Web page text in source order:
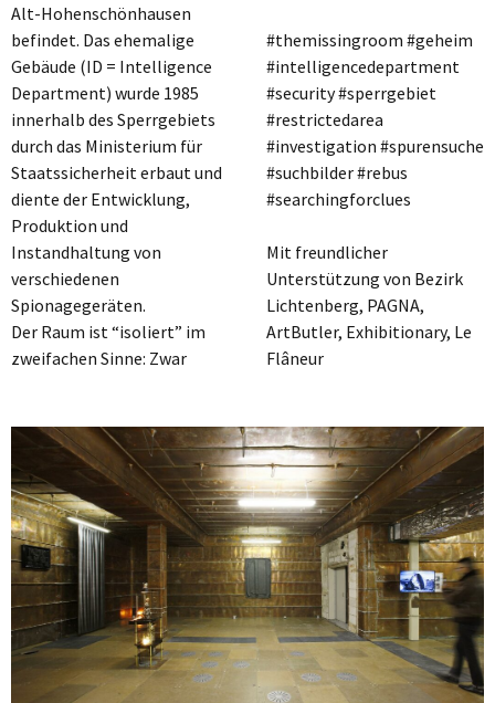
Alt-Hohenschönhausen
befindet. Das ehemalige
Gebäude (ID = Intelligence
Department) wurde 1985
innerhalb des Sperrgebiets
durch das Ministerium für
Staatssicherheit erbaut und
diente der Entwicklung,
Produktion und
Instandhaltung von
verschiedenen
Spionagegeräten.
Der Raum ist “isoliert” im
zweifachen Sinne: Zwar
#themissingroom #geheim
#intelligencedepartment
#security #sperrgebiet
#restrictedarea
#investigation #spurensuche
#suchbilder #rebus
#searchingforclues
Mit freundlicher
Unterstützung von Bezirk
Lichtenberg, PAGNA,
ArtButler, Exhibitionary, Le
Flâneur